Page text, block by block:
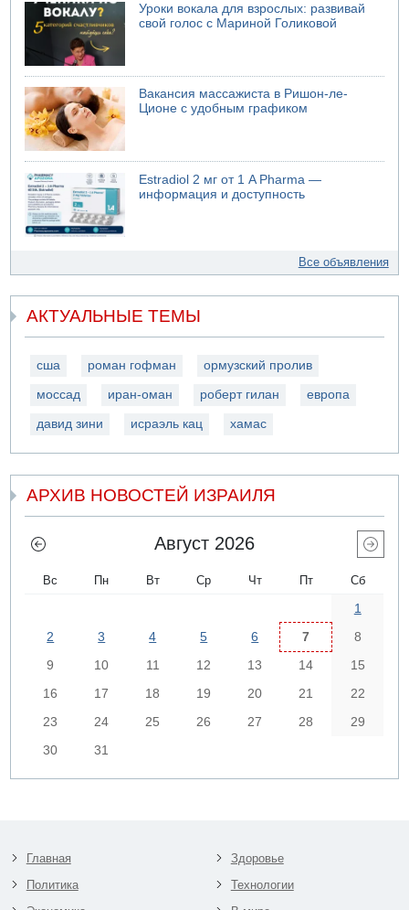
Уроки вокала для взрослых: развивай
свой голос с Мариной Голиковой
Вакансия массажиста в Ришон-ле-
Ционе с удобным графиком
Estradiol 2 мг от 1 A Pharma —
информация и доступность
Все объявления
АКТУАЛЬНЫЕ ТЕМЫ
сша роман гофман ормузский пролив
моссад иран-оман роберт гилан европа
давид зини исраэль кац хамас
АРХИВ НОВОСТЕЙ ИЗРАИЛЯ
Август 2026
Вс Пн Вт Ср Чт Пт Сб
1
2
3 4 5 6 7
8
9
10 11 12 13 14
15
16
17 18 19 20 21
22
23
24 25 26 27 28
29
30
31
Главная
Политика
Здоровье
Технологии